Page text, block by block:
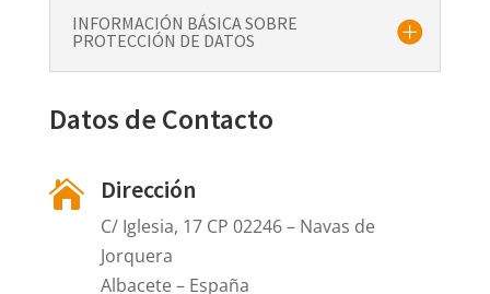
INFORMACIÓN BÁSICA SOBRE
PROTECCIÓN DE DATOS
Datos de Contacto
 Dirección
C/ Iglesia, 17 CP 02246 – Navas de
Jorquera
Albacete – España